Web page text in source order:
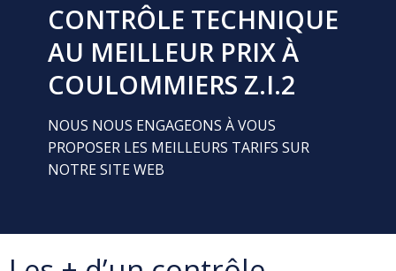
CONTRÔLE TECHNIQUE
AU MEILLEUR PRIX À
COULOMMIERS Z.I.2
NOUS NOUS ENGAGEONS À VOUS
PROPOSER LES MEILLEURS TARIFS SUR
NOTRE SITE WEB